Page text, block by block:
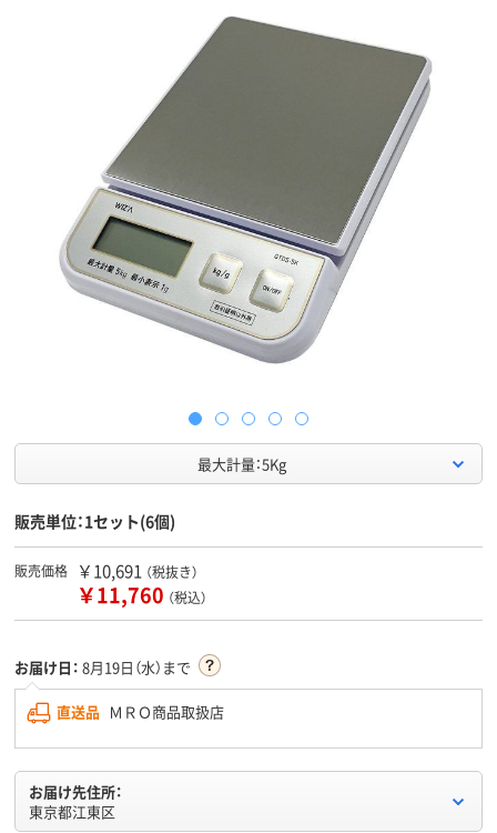
最大計量：5Kg
販売単位：1セット(6個)
販売価格 ￥10,691 （税抜き）
￥11,760 （税込）
お届け日： 8月19日（水）まで
直送品 ＭＲＯ商品取扱店
お届け先住所：
東京都江東区